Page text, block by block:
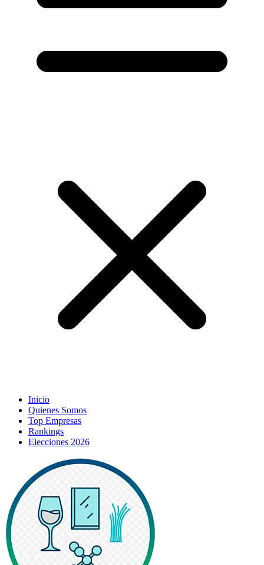
Inicio
Quienes Somos
Top Empresas
Rankings
Elecciones 2026